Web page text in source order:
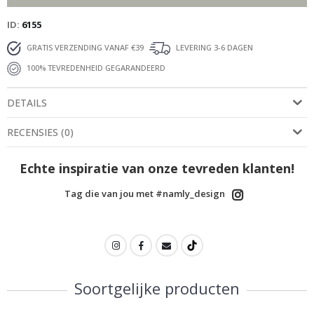
ID 6155
GRATIS VERZENDING VANAF €39
LEVERING 3-6 DAGEN
100% TEVREDENHEID GEGARANDEERD
DETAILS
RECENSIES (0)
Echte inspiratie van onze tevreden klanten!
Tag die van jou met #namly_design
Soortgelijke producten